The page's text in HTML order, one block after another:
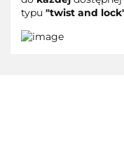
typu "twist and